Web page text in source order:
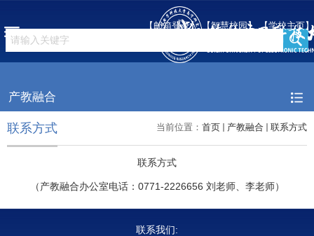
【邮箱登录】 【智慧校园】 【学校主页】
产教融合
当前位置： 首页 产教融合 联系方式
联系方式
联系方式
（产教融合办公室电话：0771-2226656 刘老师、李老师）
联系我们: